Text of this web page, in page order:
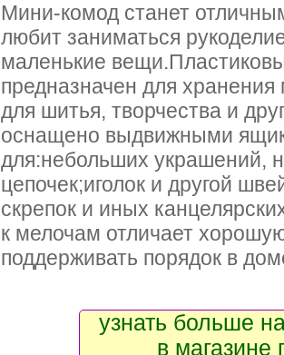
Мини-комод станет
любит заниматься
маленькие
предназначен для
для шитья, творчества и
оснащено выдвижными
для:небольших украшений,
цепочек;иголок и другой
скрепок и иных
к мелочам отличает
поддерживать порядок в
узнать больше
в магазине